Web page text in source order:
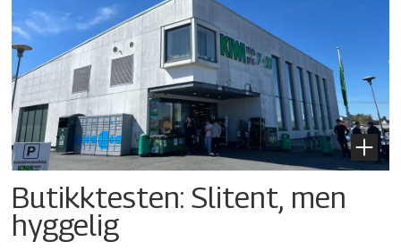
Butikktesten: Slitent, men
hyggelig